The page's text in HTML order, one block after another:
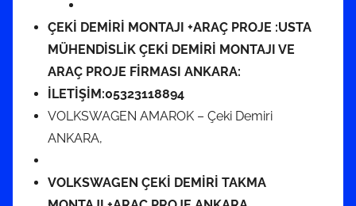
ÇEKİ DEMİRİ MONTAJI +ARAÇ PROJE :USTA
MÜHENDİSLİK ÇEKİ DEMİRİ MONTAJI VE
ARAÇ PROJE FİRMASI ANKARA:
İLETİŞİM:05323118894
VOLKSWAGEN AMAROK – Çeki Demiri
ANKARA,
VOLKSWAGEN ÇEKİ DEMİRİ TAKMA